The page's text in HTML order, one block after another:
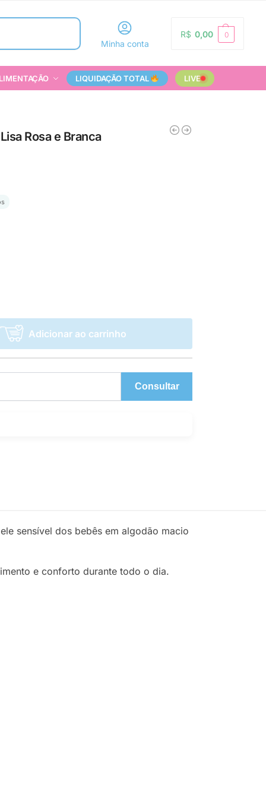
Pesquisar
Minha conta
R$ 0,00 0
LIQUIDAÇÃO TOTAL LIVE
Rosa e Branca
Adicionar ao carrinho
Consultar
sensível dos bebês em algodão macio
e conforto durante todo o dia.